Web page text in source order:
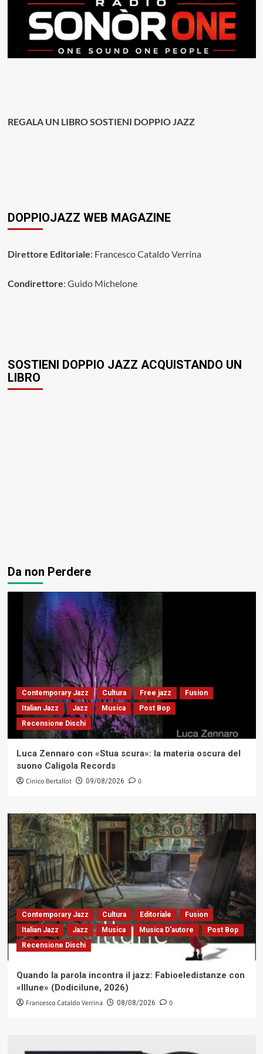
REGALA UN LIBRO SOSTIENI DOPPIO JAZZ
DOPPIOJAZZ WEB MAGAZINE
Direttore Editoriale: Francesco Cataldo Verrina
Condirettore: Guido Michelone
SOSTIENI DOPPIO JAZZ ACQUISTANDO UN
LIBRO
Da non Perdere
Contemporary Jazz Cultura Free jazz
Fusion
Italian Jazz
Jazz Musica
Post Bop
Recensione Dischi
Luca Zennaro con «Stua scura»: la materia oscura del
suono Caligola Records
Cinico Bertallot 09/08/2026 0
Contemporary Jazz Cultura Editoriale
Fusion
Italian Jazz
Jazz Musica Musica D'autore
Post Bop
Recensione Dischi
Quando la parola incontra il jazz: Fabioeledistanze con
«Illune» (Dodicilune, 2026)
Francesco Cataldo Verrina 08/08/2026 0